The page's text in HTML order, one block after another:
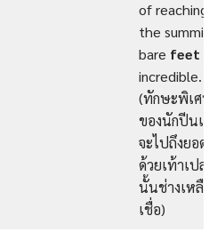
of reaching
the summit
bare feet
incredible.
(ทักษะพิเศษ
ของนักปีนเข
จะไปถึงยอดเ
ด้วยเท้าเปล่า
นั้นช่างเหลือ
เชื่อ)